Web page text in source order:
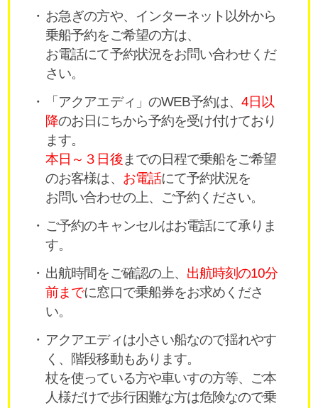
お急ぎの方や、インターネット以外から
乗船予約をご希望の方は、
お電話にて予約状況をお問い合わせくだ
さい。
「アクアエディ」のWEB予約は、4日以
降のお日にちから予約を受け付けており
ます。
本日～３日後までの日程で乗船をご希望
のお客様は、 お電話にて予約状況を
お問い合わせの上、ご予約ください。
ご予約のキャンセルはお電話にて承りま
す。
出航時間をご確認の上、 出航時刻の10分
前までに窓口で乗船券をお求めくださ
い。
アクアエディは小さい船なので揺れやす
く、階段移動もあります。
杖を使っている方や車いすの方等、ご本
人様だけで歩行困難な方は危険なので乗